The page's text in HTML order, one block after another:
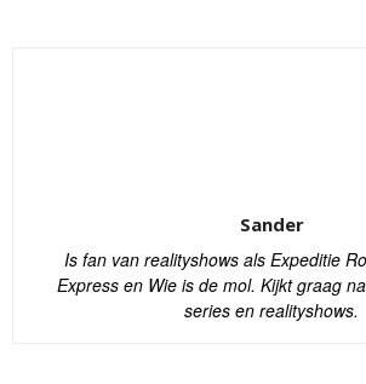
Sander
Is fan van realityshows als Expeditie
Express en Wie is de mol. Kijkt graag
series en realityshows.